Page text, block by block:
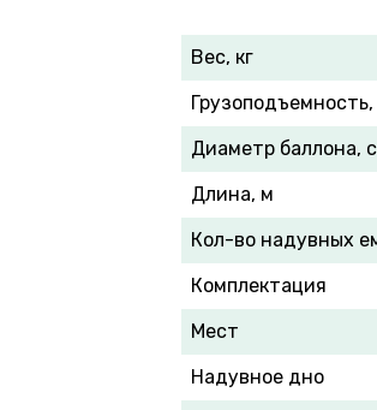
Вес, кг
Грузоподъемность,
Диаметр баллона,
Длина, м
Кол-во надувных
Комплектация
Мест
Надувное дно